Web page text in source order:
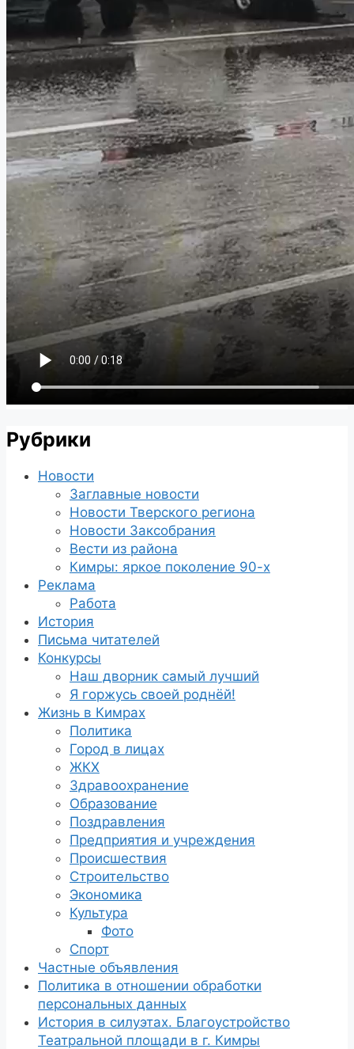
Рубрики
Новости
Заглавные новости
Новости Тверского региона
Новости Заксобрания
Вести из района
Кимры: яркое поколение 90-х
Реклама
Работа
История
Письма читателей
Конкурсы
Наш дворник самый лучший
Я горжусь своей роднёй!
Жизнь в Кимрах
Политика
Город в лицах
ЖКХ
Здравоохранение
Образование
Поздравления
Предприятия и учреждения
Происшествия
Строительство
Экономика
Культура
Фото
Спорт
Частные объявления
Политика в отношении обработки
персональных данных
История в силуэтах. Благоустройство
Театральной площади в г. Кимры